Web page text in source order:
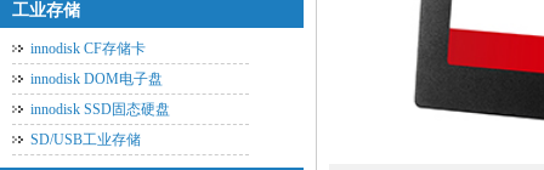
工业存储
innodisk CF存储卡
innodisk DOM电子盘
innodisk SSD固态硬盘
SD/USB工业存储